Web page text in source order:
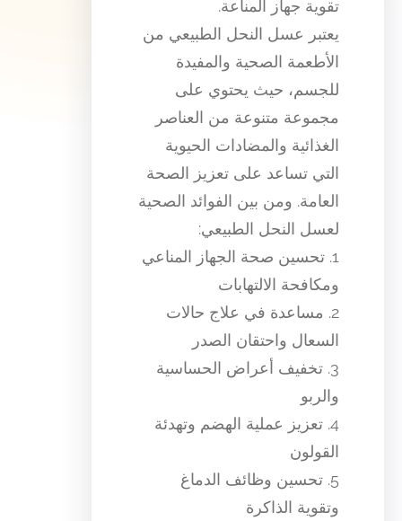
تقوية جهاز المناعة.
يعتبر عسل النحل الطبيعي من
الأطعمة الصحية والمفيدة
للجسم، حيث يحتوي على
مجموعة متنوعة من العناصر
الغذائية والمضادات الحيوية
التي تساعد على تعزيز الصحة
العامة. ومن بين الفوائد الصحية
لعسل النحل الطبيعي:
1. تحسين صحة الجهاز المناعي
ومكافحة الالتهابات
2. مساعدة في علاج حالات
السعال واحتقان الصدر
3. تخفيف أعراض الحساسية
والربو
4. تعزيز عملية الهضم وتهدئة
القولون
5. تحسين وظائف الدماغ
وتقوية الذاكرة